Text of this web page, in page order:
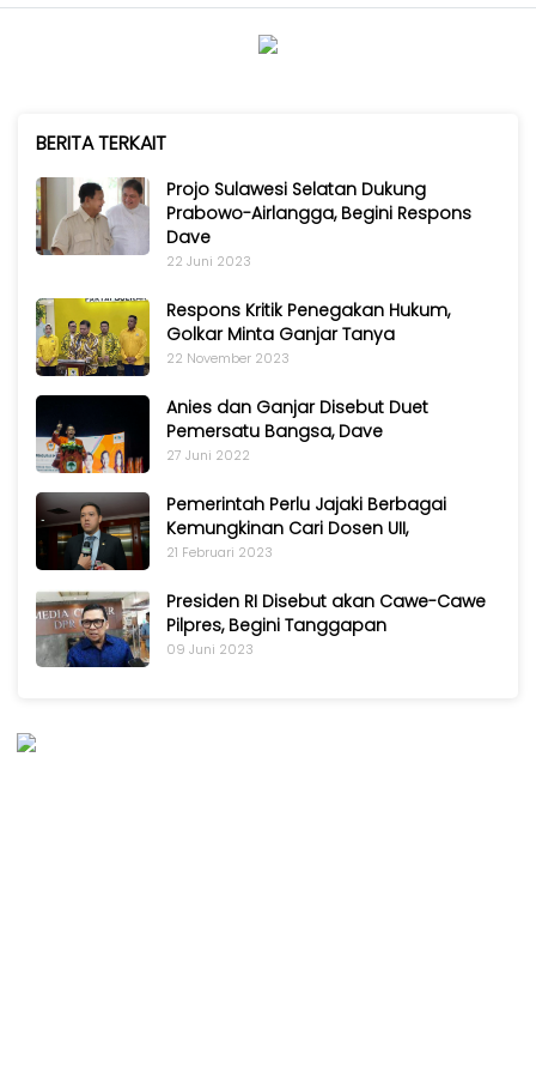
BERITA TERKAIT
Projo Sulawesi Selatan Dukung
Prabowo-Airlangga, Begini Respons
Dave
22 Juni 2023
Respons Kritik Penegakan Hukum,
Golkar Minta Ganjar Tanya
22 November 2023
Anies dan Ganjar Disebut Duet
Pemersatu Bangsa, Dave
27 Juni 2022
Pemerintah Perlu Jajaki Berbagai
Kemungkinan Cari Dosen UII,
21 Februari 2023
Presiden RI Disebut akan Cawe-Cawe
Pilpres, Begini Tanggapan
09 Juni 2023